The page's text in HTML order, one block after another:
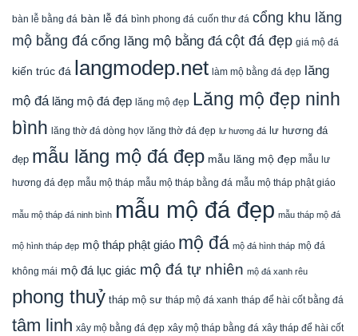
bàn lễ bằng đá bàn lễ đá bình phong đá cuốn thư đá cổng khu lăng
mộ bằng đá cổng lăng mộ bằng đá cột đá đẹp giá mộ đá
kiến trúc đá langmodep.net làm mộ bằng đá đẹp lăng
mộ đá lăng mộ đá đẹp lăng mộ đẹp Lăng mộ đẹp ninh
bình lăng thờ đá dòng họv lăng thờ đá đẹp lư hương đá lư hương đá
đẹp mẫu lăng mộ đá đẹp mẫu lăng mộ đẹp mẫu lư
hương đá đẹp mẫu mộ tháp mẫu mộ tháp bằng đá mẫu mộ tháp phật giáo
mẫu mộ tháp đá ninh bình mẫu mộ đá đẹp mẫu tháp mộ đá
mộ hình tháp đẹp mộ tháp phật giáo mộ đá mộ đá hình tháp mộ đá
không mái mộ đá lục giác mộ đá tự nhiên mộ đá xanh rêu
phong thuỷ tháp mộ sư tháp mộ đá xanh tháp để hài cốt bằng đá
tâm linh xây mộ bằng đá đẹp xây mộ tháp bằng đá xây tháp để hài cốt